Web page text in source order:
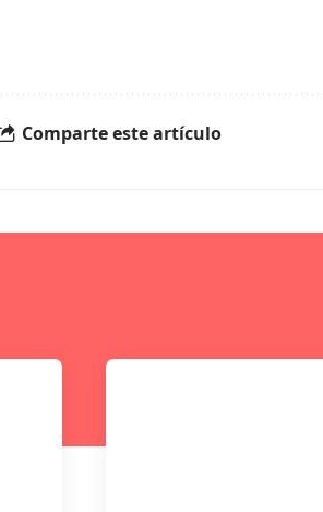
Comparte este artículo